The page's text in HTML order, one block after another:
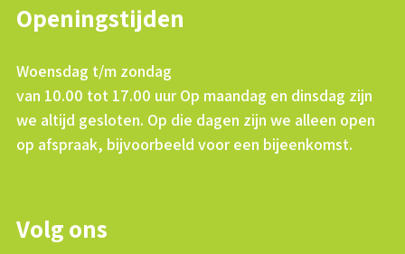
Openingstijden
Woensdag t/m zondag
van 10.00 tot 17.00 uur Op maandag en dinsdag zijn
we altijd gesloten. Op die dagen zijn we alleen open
op afspraak, bijvoorbeeld voor een bijeenkomst.
Volg ons